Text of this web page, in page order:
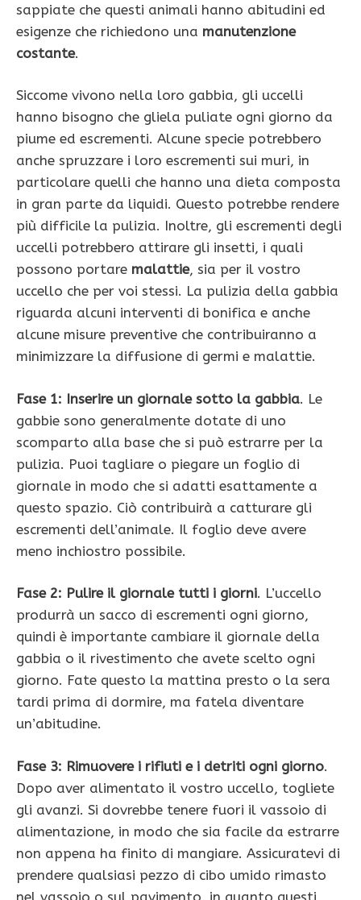
sappiate che questi animali hanno abitudini ed
esigenze che richiedono una manutenzione
costante.
Siccome vivono nella loro gabbia, gli uccelli
hanno bisogno che gliela puliate ogni giorno da
piume ed escrementi. Alcune specie potrebbero
anche spruzzare i loro escrementi sui muri, in
particolare quelli che hanno una dieta composta
in gran parte da liquidi. Questo potrebbe rendere
più difficile la pulizia. Inoltre, gli escrementi degli
uccelli potrebbero attirare gli insetti, i quali
possono portare malattie, sia per il vostro
uccello che per voi stessi. La pulizia della gabbia
riguarda alcuni interventi di bonifica e anche
alcune misure preventive che contribuiranno a
minimizzare la diffusione di germi e malattie.
Fase 1: Inserire un giornale sotto la gabbia. Le
gabbie sono generalmente dotate di uno
scomparto alla base che si può estrarre per la
pulizia. Puoi tagliare o piegare un foglio di
giornale in modo che si adatti esattamente a
questo spazio. Ciò contribuirà a catturare gli
escrementi dell’animale. Il foglio deve avere
meno inchiostro possibile.
Fase 2: Pulire il giornale tutti i giorni. L’uccello
produrrà un sacco di escrementi ogni giorno,
quindi è importante cambiare il giornale della
gabbia o il rivestimento che avete scelto ogni
giorno. Fate questo la mattina presto o la sera
tardi prima di dormire, ma fatela diventare
un’abitudine.
Fase 3: Rimuovere i rifiuti e i detriti ogni giorno.
Dopo aver alimentato il vostro uccello, togliete
gli avanzi. Si dovrebbe tenere fuori il vassoio di
alimentazione, in modo che sia facile da estrarre
non appena ha finito di mangiare. Assicuratevi di
prendere qualsiasi pezzo di cibo umido rimasto
nel vassoio o sul pavimento, in quanto questi